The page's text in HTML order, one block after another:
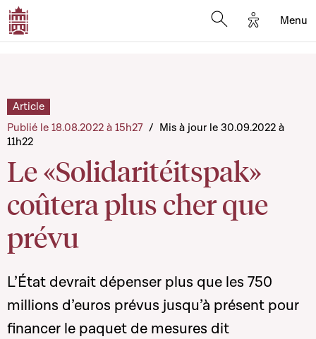
Options
Menu
Le «Solidaritéitspak»
coûtera plus cher que
prévu
Article
Publié le 18.08.2022 à 15h27 / Mis à jour le 30.09.2022 à
11h22
L’État devrait dépenser plus que les 750
millions d’euros prévus jusqu’à présent pour
financer le paquet de mesures dit